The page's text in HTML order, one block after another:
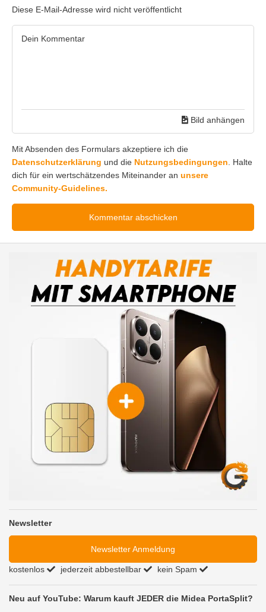
Diese E-Mail-Adresse wird nicht veröffentlicht
Bild anhängen
Mit Absenden des Formulars akzeptiere ich die
Datenschutzerklärung und die Nutzungsbedingungen. Halte
dich für ein wertschätzendes Miteinander an unsere
Community-Guidelines.
Newsletter
Newsletter Anmeldung
kostenlos jederzeit abbestellbar kein Spam
Neu auf YouTube: Warum kauft JEDER die Midea PortaSplit?